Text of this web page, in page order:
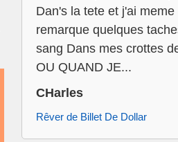
Dan's la tete et j'ai meme
remarque quelques
sang Dans mes crottes
OU QUAND JE...
CHarles
Rêver de Billet De Dollar